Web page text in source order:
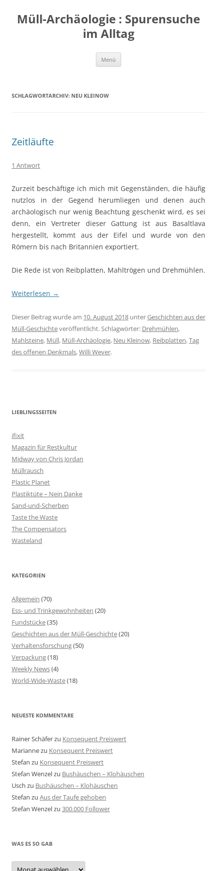
springen
Müll-Archäologie : Spurensuche
im Alltag
Menü
SCHLAGWORTARCHIV: NEU KLEINOW
Zeitläufte
1 Antwort
Zurzeit beschäftige ich mich mit Gegenständen, die häufig
nutzlos in der Gegend herumliegen und denen auch
archäologisch nur wenig Beachtung geschenkt wird, es sei
denn, ein Vertreter dieser Gattung ist aus Basaltlava
hergestellt, kommt aus der Eifel und wurde von den
Römern bis nach Britannien exportiert.
Die Rede ist von Reibplatten, Mahltrögen und Drehmühlen.
Weiterlesen →
Dieser Beitrag wurde am 10. August 2018 unterGeschichten aus der
Müll-Geschichteveröffentlicht. Schlagwörter: Drehmühlen,
Mahlsteine, Müll, Müll-Archäologie, Neu Kleinow, Reibplatten,Tag
des offenen Denkmals,Willi Wever.
LIEBLINGSSEITEN
ifixit
Magazin für Restkultur
Midway von Chris Jordan
Müllrausch
Plastic Planet
Plastiktüte – Nein Danke
Sand-und-Scherben
Taste the Waste
The Compensators
Wasteland
KATEGORIEN
Allgemein (70)
Ess- und Trinkgewohnheiten (20)
Fundstücke(35)
Geschichten aus der Müll-Geschichte(20)
Verhaltensforschung(50)
Verpackung(18)
Weekly News(4)
World-Wide-Waste(18)
NEUESTE KOMMENTARE
Rainer Schäferzu Konsequent Preiswert
Mariannezu Konsequent Preiswert
Stefan zu Konsequent Preiswert
Stefan Wenzelzu Bushäuschen – Klohäuschen
Usch zu Bushäuschen – Klohäuschen
Stefan zu Aus der Taufe gehoben
Stefan Wenzelzu 300.000 Follower
WAS ES SO GAB
Was